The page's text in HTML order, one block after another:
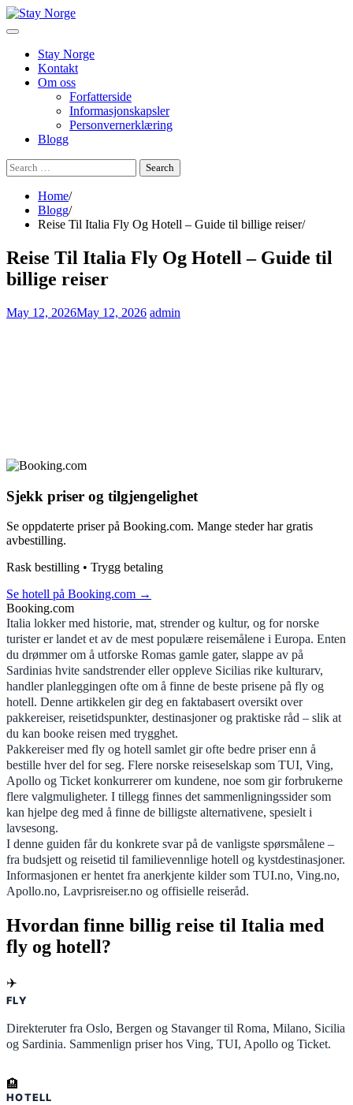
Skip
to
Stay Norge
Kontakt
Om oss
Forfatterside
Informasjonskapsler
Personvernerklæring
Blogg
Search
for:
Home
Blogg
Reise Til Italia Fly Og Hotell – Guide til billige reiser
Reise Til Italia Fly Og Hotell – Guide til
billige reiser
May 12, 2026May 12, 2026 admin
Sjekk priser og tilgjengelighet
Se oppdaterte priser på Booking.com. Mange steder har gratis
avbestilling.
Rask bestilling • Trygg betaling
Se hotell på Booking.com →
Booking.com
Italia lokker med historie, mat, strender og kultur, og for norske
turister er landet et av de mest populære reisemålene i Europa. Enten
du drømmer om å utforske Romas gamle gater, slappe av på
Sardinias hvite sandstrender eller oppleve Sicilias rike kulturarv,
handler planleggingen ofte om å finne de beste prisene på fly og
hotell. Denne artikkelen gir deg en faktabasert oversikt over
pakkereiser, reisetidspunkter, destinasjoner og praktiske råd – slik at
du kan booke reisen med trygghet.
Pakkereiser med fly og hotell samlet gir ofte bedre priser enn å
bestille hver del for seg. Flere norske reiseselskap som TUI, Ving,
Apollo og Ticket konkurrerer om kundene, noe som gir forbrukerne
flere valgmuligheter. I tillegg finnes det sammenligningssider som
kan hjelpe deg med å finne de billigste alternativene, spesielt i
lavsesong.
I denne guiden får du konkrete svar på de vanligste spørsmålene –
fra budsjett og reisetid til familievennlige hotell og kystdestinasjoner.
Informasjonen er hentet fra anerkjente kilder som TUI.no, Ving.no,
Apollo.no, Lavprisreiser.no og offisielle reiseråd.
Hvordan finne billig reise til Italia med
fly og hotell?
✈️
FLY
Direkteruter fra Oslo, Bergen og Stavanger til Roma, Milano, Sicilia
og Sardinia. Sammenlign priser hos Ving, TUI, Apollo og Ticket.
🏨
HOTELL